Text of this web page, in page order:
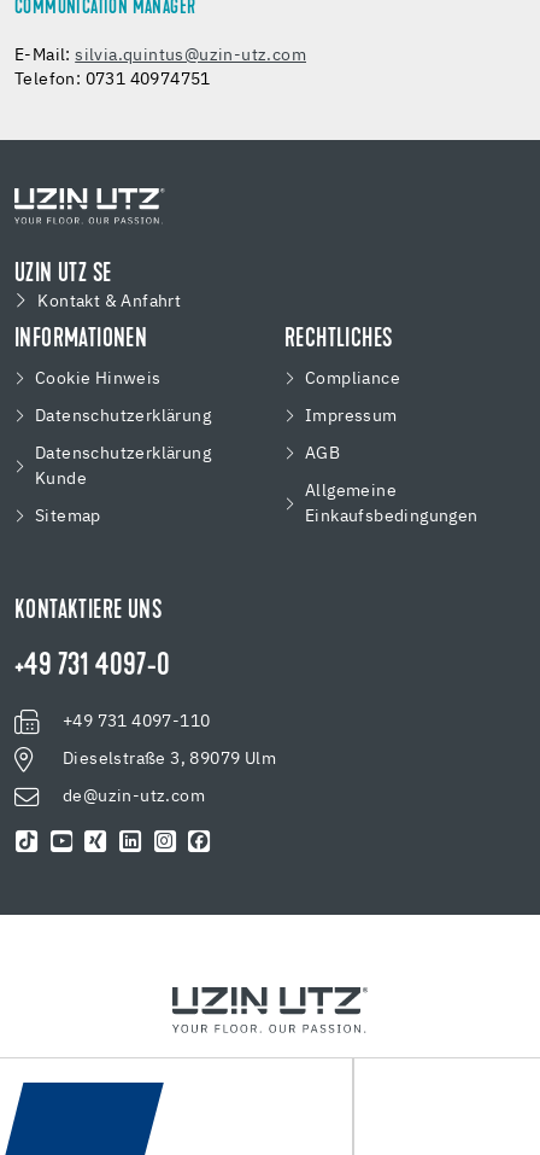
COMMUNICATION MANAGER
E-Mail:silvia.quintus@uzin-utz.com
Telefon: 0731 40974751
UZIN UTZ SE
Kontakt & Anfahrt
INFORMATIONEN
Cookie Hinweis
Datenschutzerklärung
Datenschutzerklärung
Kunde
Sitemap
RECHTLICHES
Compliance
Impressum
AGB
Allgemeine
Einkaufsbedingungen
KONTAKTIERE UNS
+49 731 4097-0
+49 731 4097-110
Dieselstraße 3, 89079 Ulm
de@uzin-utz.com